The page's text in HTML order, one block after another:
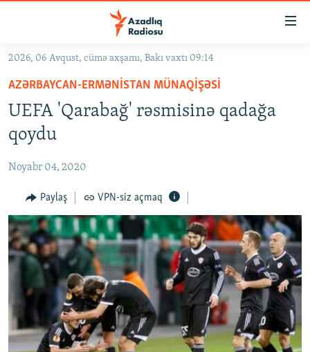
Əsas
qayıt
Əsas
naviqasiyaya
qayıt
Axtarışa
KORRUPSIOMETR
#ƏSLINDƏ
FƏRQƏ BAX
QANUNI DOĞRU
ARAŞDIRMA
MULTIMEDIA
FOTOQALEREYA
İNFOQRAFIKA
KARIKATURA
RADIO ARXIV
OXU ZALI
AZƏRBAYCAN ƏDƏBIYYATI KITABXANASI
İSLAM VƏ DEMOKRATIYA
HAQQIMIZDA
MISSIYAMIZ
PEŞƏ ETIKASI VƏ JURNALISTIKA STANDARTLARIMIZ
BIZI IZLƏ
2026, 06 Avqust, cümə axşamı, Bakı vaxtı 09:14
AZƏRBAYCAN-ERMƏNISTAN MÜNAQIŞƏSI
UEFA 'Qarabağ' rəsmisinə qadağa
qoydu
Noyabr 04, 2020
Paylaş VPN-siz açmaq